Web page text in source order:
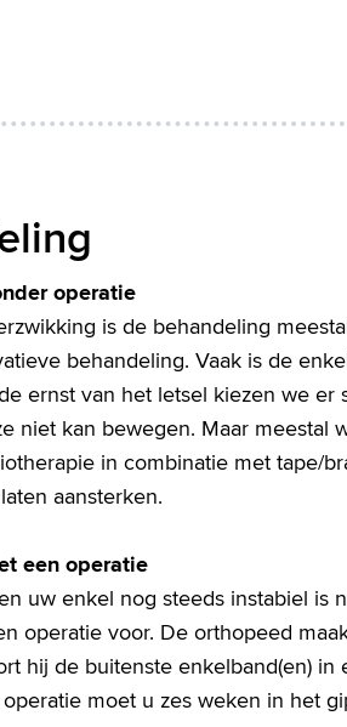
operatie
is de behandeling
behandeling. Vaak is de
ernst van het letsel kiezen we
niet kan bewegen. Maar meestal
in combinatie met tape/
aansterken.
een operatie
uw enkel nog steeds instabiel is
operatie voor. De orthopeed
hij de buitenste enkelband(en)
moet u zes weken in het